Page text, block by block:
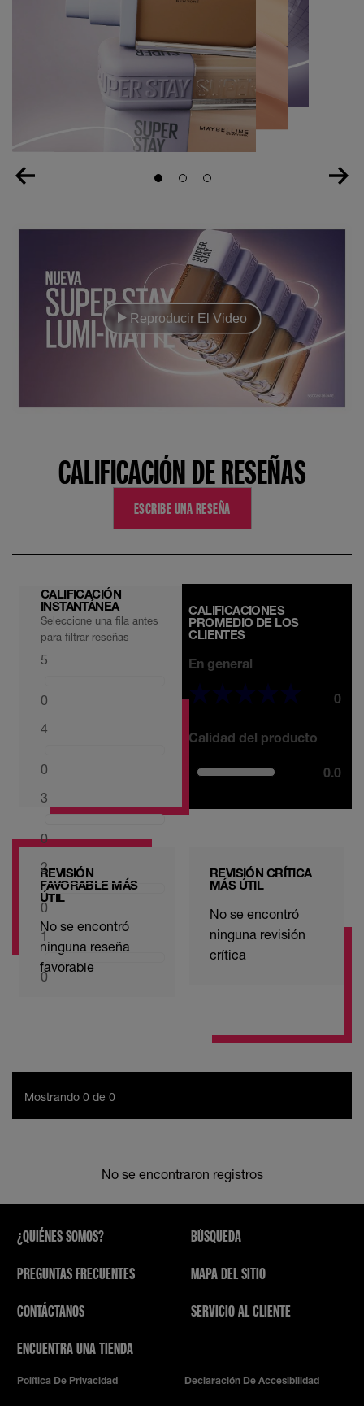
Slide 1Slide 2Slide 3
Reproducir El Video
CALIFICACIÓN DE RESEÑAS
ESCRIBE UNA RESEÑA
CALIFICACIÓN
INSTANTÁNEA
Seleccione una fila antes
para filtrar reseñas
5
0
4
0
3
0
2
0
1
0
CALIFICACIONES
PROMEDIO DE LOS
CLIENTES
En general
0
Calidad del producto
0.0
REVISIÓN
FAVORABLE MÁS
ÚTIL
No se encontró
ninguna reseña
favorable
REVISIÓN CRÍTICA
MÁS ÚTIL
No se encontró
ninguna revisión
crítica
Mostrando 0 de 0
No se encontraron registros
¿QUIÉNES SOMOS?
PREGUNTAS FRECUENTES
CONTÁCTANOS
ENCUENTRA UNA TIENDA
BÚSQUEDA
MAPA DEL SITIO
SERVICIO AL CLIENTE
Política De Privacidad Declaración De Accesibilidad